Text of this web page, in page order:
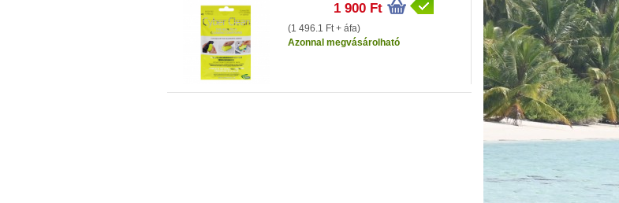
1 900 Ft
(1 496.1 Ft + áfa)
Azonnal megvásárolható